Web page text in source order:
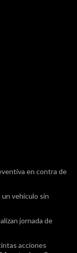
en contra de
vehículo sin
jornada de
acciones